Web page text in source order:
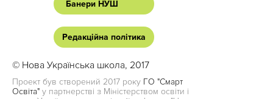
Банери НУШ
Редакційна політика
© Нова Українська школа, 2017
Проект був створений 2017 року ГО "Смарт
Освіта" у партнерстві з Міністерством освіти і